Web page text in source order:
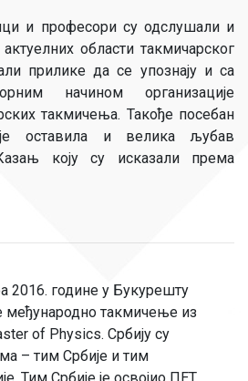
и професори су одслушали и
области такмичарског
прилике да се упознају и са
начином организације
такмичења. Такође посебан
оставила и велика љубав
коју су исказали према
2016. године у Букурешту
међународно такмичење из
of Physics. Србију су
– тим Србије и тим